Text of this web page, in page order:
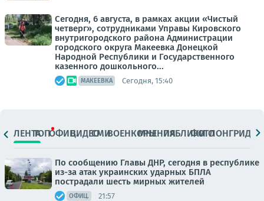
Сегодня, 6 августа, в рамках акции «Чистый
четверг», сотрудниками Управы Кировского
внутригородского района Администрации
городского округа Макеевка Донецкой
Народной Республики и Государственного
казенного дошкольного...
МАКЕЕВКА Сегодня, 15:40
ЛЕНТАТОПОФИЦ.ВИДЕОСМИВОЕНКОРЫМНЕНИЯПАБЛИКИ
ФОТОЛОНГРИДЫ
По сообщению Главы ДНР, сегодня в республике
из-за атак украинских ударных БПЛА
пострадали шесть мирных жителей
ОФИЦ. 21:57